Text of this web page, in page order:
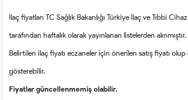
İlaç fiyatları TC Sağlık Bakanlığı Türkiye İlaç ve Tıbbi
tarafından haftalık olarak yayınlanan listelerden alınmıştır.
Belirtilen ilaç fiyatı eczaneler için önerilen satış fiyatı
gösterebilir.
Fiyatlar güncellenmemiş olabilir.